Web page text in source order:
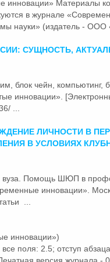
инновации» Материалы
в журнале
науки» (издатель -
СУЩНОСТЬ,
блок чейн, компьютинг,
инновации» .
...
ЛИЧНОСТИ В
В УСЛОВИЯХ
вуза. Помощь ШЮП в
инновации» .
...
инновации»)
поля: 2.5; отступ
версия журнала -